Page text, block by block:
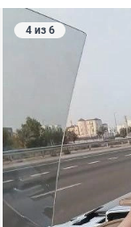
4 из 6